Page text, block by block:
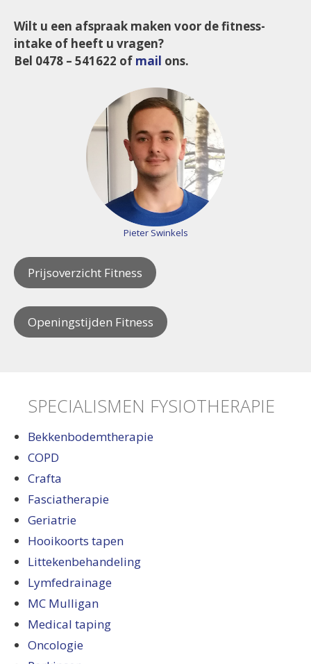
Wilt u een afspraak maken voor de fitness-
intake of heeft u vragen?
Bel 0478 – 541622 of mail ons.
Pieter Swinkels
Prijsoverzicht Fitness
Openingstijden Fitness
SPECIALISMEN FYSIOTHERAPIE
Bekkenbodemtherapie
COPD
Crafta
Fasciatherapie
Geriatrie
Hooikoorts tapen
Littekenbehandeling
Lymfedrainage
MC Mulligan
Medical taping
Oncologie